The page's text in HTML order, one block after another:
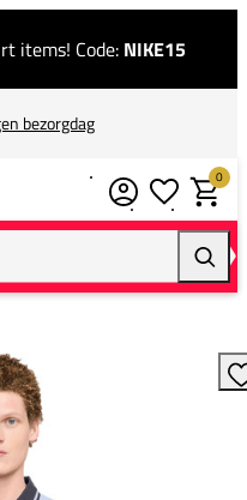
items! Code: NIKE15
bezorgdag
0